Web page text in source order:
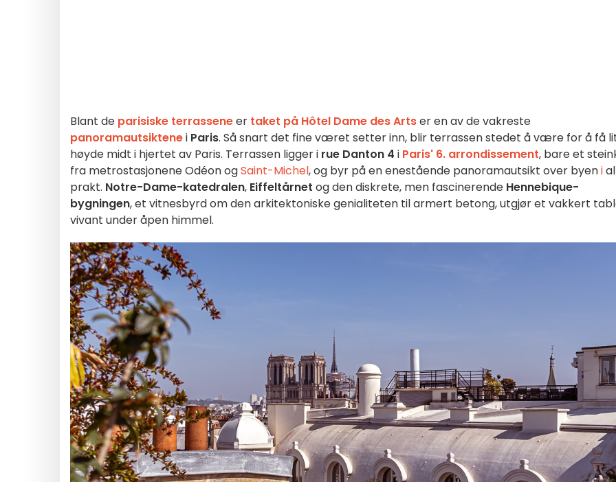
Blant de parisiske terrasseneer taket på Hôtel Dame des Artser en av de vakreste
panoramautsiktenei Paris. Så snart det fine været setter inn, blir terrassen stedet å være for å få
høyde midt i hjertet av Paris. Terrassen ligger i rue Danton 4 i Paris' 6. arrondissement, bare et
fra metrostasjonene Odéon ogSaint-Michel, og byr på en enestående panoramautsikt over byeni
prakt. Notre-Dame-katedralen, Eiffeltårnet og den diskrete, men fascinerende Hennebique-
bygningen, et vitnesbyrd om den arkitektoniske genialiteten til armert betong, utgjør et vakkert
vivant under åpen himmel.